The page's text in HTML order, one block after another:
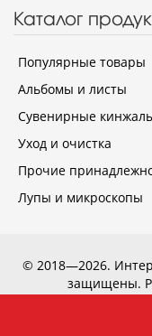
Каталог
Популярные товары
Альбомы и листы
Сувенирные
Уход и очистка
Прочие
Лупы и микроскопы
© 2018—2026.
защищены.